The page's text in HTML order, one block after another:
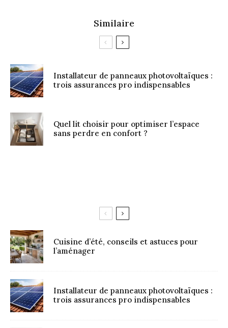
Similaire
Installateur de panneaux photovoltaïques :
trois assurances pro indispensables
Quel lit choisir pour optimiser l’espace
sans perdre en confort ?
Cuisine d’été, conseils et astuces pour
l’aménager
Installateur de panneaux photovoltaïques :
trois assurances pro indispensables